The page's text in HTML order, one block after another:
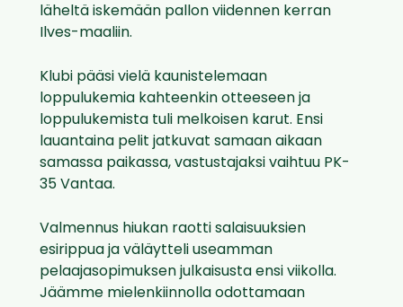
läheltä iskemään pallon viidennen kerran
Ilves-maaliin.
Klubi pääsi vielä kaunistelemaan
loppulukemia kahteenkin otteeseen ja
loppulukemista tuli melkoisen karut. Ensi
lauantaina pelit jatkuvat samaan aikaan
samassa paikassa, vastustajaksi vaihtuu PK-
35 Vantaa.
Valmennus hiukan raotti salaisuuksien
esirippua ja väläytteli useamman
pelaajasopimuksen julkaisusta ensi viikolla.
Jäämme mielenkiinnolla odottamaan